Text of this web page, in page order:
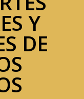
Y
DE